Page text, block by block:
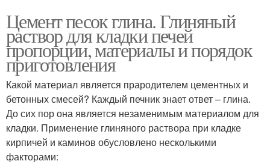
Цемент песок глина. Глиняный
раствор для кладки печей
пропорции, материалы и порядок
приготовления
Какой материал является прародителем цементных и
бетонных смесей? Каждый печник знает ответ – глина.
До сих пор она является незаменимым материалом для
кладки. Применение глиняного раствора при кладке
кирпичей и каминов обусловлено несколькими
факторами: